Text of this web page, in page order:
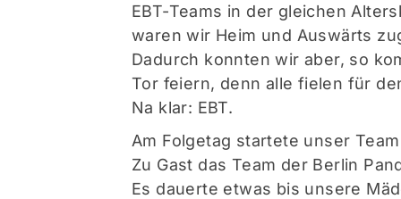
EBT-Teams in der gleichen
waren wir Heim und Auswärts
Dadurch konnten wir aber, so
Tor feiern, denn alle fielen für
Na klar: EBT.
Am Folgetag startete unser
Zu Gast das Team der Berlin
Es dauerte etwas bis unsere